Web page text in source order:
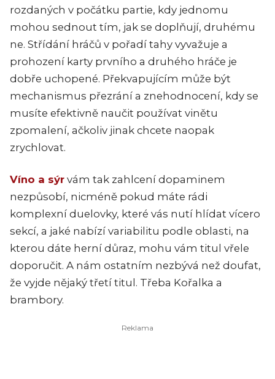
rozdaných v počátku partie, kdy jednomu
mohou sednout tím, jak se doplňují, druhému
ne. Střídání hráčů v pořadí tahy vyvažuje a
prohození karty prvního a druhého hráče je
dobře uchopené. Překvapujícím může být
mechanismus přezrání a znehodnocení, kdy se
musíte efektivně naučit používat vinětu
zpomalení, ačkoliv jinak chcete naopak
zrychlovat.
Víno a sýr vám tak zahlcení dopaminem
nezpůsobí, nicméně pokud máte rádi
komplexní duelovky, které vás nutí hlídat vícero
sekcí, a jaké nabízí variabilitu podle oblasti, na
kterou dáte herní důraz, mohu vám titul vřele
doporučit. A nám ostatním nezbývá než doufat,
že vyjde nějaký třetí titul. Třeba Kořalka a
brambory.